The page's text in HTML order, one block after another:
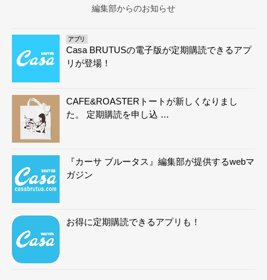
編集部からのお知らせ
アプリ
Casa BRUTUSの電子版が定期購読できるアプ
リが登場！
CAFE&ROASTERトートが新しくなりまし
た。 定期購読を申し込 …
『カーサ ブルータス』編集部が提供するwebマ
ガジン
お得に定期購読できるアプリも！